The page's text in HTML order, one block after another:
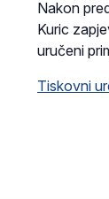
Nakon
Kuric
uručeni
Tiskovni